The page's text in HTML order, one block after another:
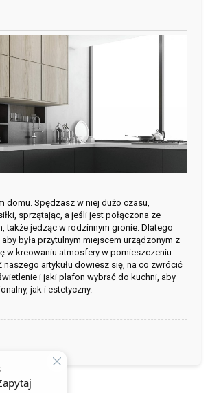
domu. Spędzasz w niej dużo czasu,
sprzątając, a jeśli jest połączona ze
także jedząc w rodzinnym gronie. Dlatego
była przytulnym miejscem urządzonym z
w kreowaniu atmosfery w pomieszczeniu
naszego artykułu dowiesz się, na co zwrócić
i jaki plafon wybrać do kuchni, aby
jak i estetyczny.